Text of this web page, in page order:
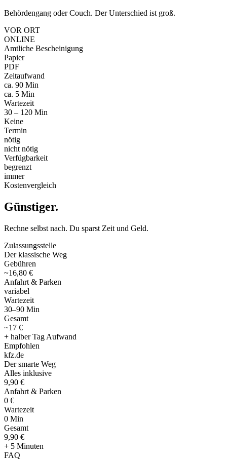
Behördengang oder Couch. Der Unterschied ist groß.
VOR ORT
ONLINE
Amtliche Bescheinigung
Papier
PDF
Zeitaufwand
ca. 90 Min
ca. 5 Min
Wartezeit
30 – 120 Min
Keine
Termin
nötig
nicht nötig
Verfügbarkeit
begrenzt
immer
Kostenvergleich
Günstiger.
Rechne selbst nach. Du sparst Zeit und Geld.
Zulassungsstelle
Der klassische Weg
Gebühren
~16,80 €
Anfahrt & Parken
variabel
Wartezeit
30–90 Min
Gesamt
~17 €
+ halber Tag Aufwand
Empfohlen
kfz.de
Der smarte Weg
Alles inklusive
9,90 €
Anfahrt & Parken
0 €
Wartezeit
0 Min
Gesamt
9,90 €
+ 5 Minuten
FAQ